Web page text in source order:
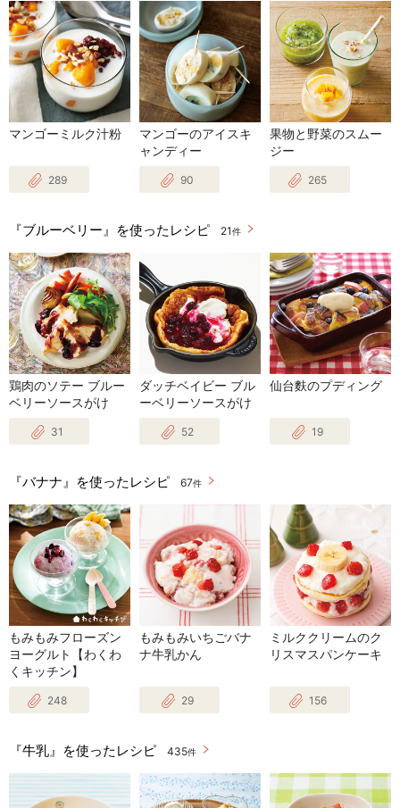
マンゴーミルク汁粉
289
マンゴーのアイスキ
ャンディー
90
果物と野菜のスムー
ジー
265
『ブルーベリー』を使ったレシピ 21 件
鶏肉のソテー ブルー
ベリーソースがけ
31
ダッチベイビー ブル
ーベリーソースがけ
52
仙台麩のプディング
19
『バナナ』を使ったレシピ 67件
もみもみフローズン
ヨーグルト【わくわ
くキッチン】
248
もみもみいちごバナ
ナ牛乳かん
29
ミルククリームのク
リスマスパンケーキ
156
『牛乳』を使ったレシピ 435件